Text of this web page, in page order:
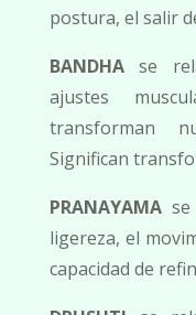
postura, el salir
BANDHAse
ajustes
transforman
Significan
PRANAYAMAse
ligereza, el
capacidad de